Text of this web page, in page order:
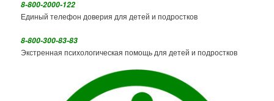
8-800-2000-122
Единый телефон доверия для детей и подростков
8-800-300-83-83
Экстренная психологическая помощь для детей и подростков